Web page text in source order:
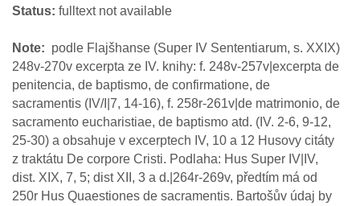
Status: fulltext not available
Note
podle Flajšhanse (Super IV Sententiarum, s. XXIX)
248v-270v excerpta ze IV. knihy: f. 248v-257v|excerpta de
penitencia, de baptismo, de confirmatione, de
sacramentis (IV/I|7, 14-16), f. 258r-261v|de matrimonio, de
sacramento eucharistiae, de baptismo atd. (IV. 2-6, 9-12,
25-30) a obsahuje v excerptech IV, 10 a 12 Husovy citáty
z traktátu De corpore Cristi. Podlaha: Hus Super IV|IV,
dist. XIX, 7, 5; dist XII, 3 a d.|264r-269v, předtím má od
250r Hus Quaestiones de sacramentis. Bartošův údaj by